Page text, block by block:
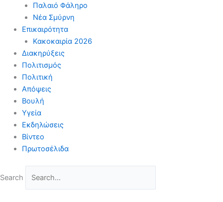
Παλαιό Φάληρο
Νέα Σμύρνη
Επικαιρότητα
Κακοκαιρία 2026
Διακηρύξεις
Πολιτισμός
Πολιτική
Απόψεις
Βουλή
Υγεία
Εκδηλώσεις
Βίντεο
Πρωτοσέλιδα
Search